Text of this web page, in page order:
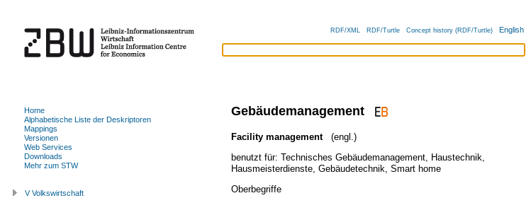
RDF/XML RDF/Turtle Concept history (RDF/Turtle) English
Gebäudemanagement
Facility management
(engl.)
benutzt für: Technisches Gebäudemanagement, Haustechnik
Hausmeisterdienste, Gebäudetechnik Smart home
Oberbegriffe
Home
Alphabetische Liste der Deskriptoren
Mappings
Versionen
Web Services
Downloads
Mehr zum STW
V Volkswirtschaft